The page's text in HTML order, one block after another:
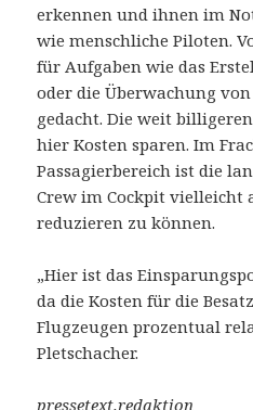
erkennen und ihnen im
wie menschliche Piloten.
für Aufgaben wie das
oder die Überwachung
gedacht. Die weit
hier Kosten sparen. Im
Passagierbereich ist die
Crew im Cockpit vielleicht
reduzieren zu können.
„Hier ist das
da die Kosten für die
Flugzeugen prozentual
Pletschacher.
pressetext.redaktion